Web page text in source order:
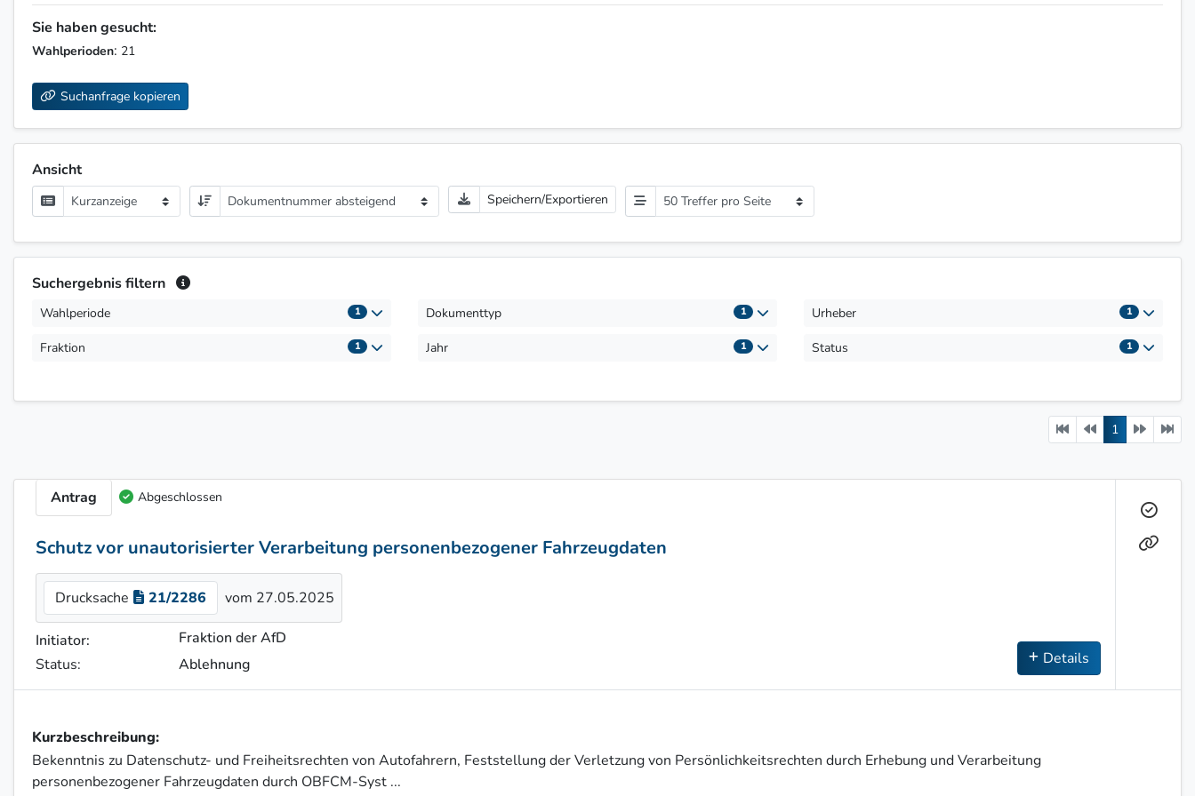
Sie haben gesucht:
Wahlperioden: 21
Suchanfrage kopieren
Ansicht
Kurzanzeige Dokumentnummer absteigend Speichern/Exportieren 50 Treffer pro Seite
Suchergebnis filtern
Wahlperiode 1 Dokumenttyp 1 Urheber 1
Fraktion 1 Jahr 1 Status 1
Previous
1 currentNext
Antrag Abgeschlossen
Schutz vor unautorisierter Verarbeitung personenbezogener Fahrzeugdaten
Drucksache 21/2286 vom 27.05.2025
Initiator:
Fraktion der AfD
Status:
Ablehnung Details
Kurzbeschreibung:
Bekenntnis zu Datenschutz- und Freiheitsrechten von Autofahrern, Feststellung der Verletzung von Persönlichkeitsrechten durch Erhebung und Verarbeitung
personenbezogener Fahrzeugdaten durch OBFCM-Syst ...